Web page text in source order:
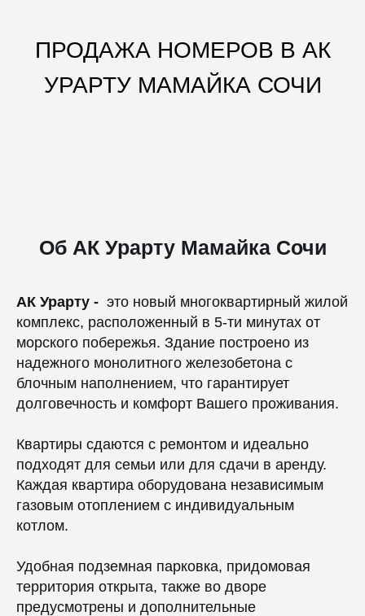
ПРОДАЖА НОМЕРОВ В АК
УРАРТУ МАМАЙКА СОЧИ
Об АК Урарту Мамайка Сочи
АК Урарту - это новый многоквартирный жилой
комплекс, расположенный в 5-ти минутах от
морского побережья. Здание построено из
надежного монолитного железобетона с
блочным наполнением, что гарантирует
долговечность и комфорт Вашего проживания.
Квартиры сдаются с ремонтом и идеально
подходят для семьи или для сдачи в аренду.
Каждая квартира оборудована независимым
газовым отоплением с индивидуальным
котлом.
Удобная подземная парковка, придомовая
территория открыта, также во дворе
предусмотрены и дополнительные